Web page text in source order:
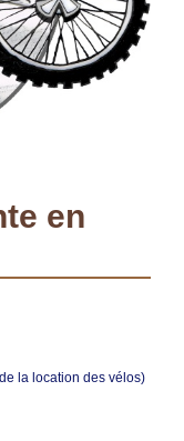
en
la location des vélos)